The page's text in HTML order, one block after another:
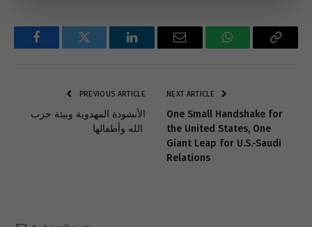
FacebookTwitter LinkedInEmail WhatsAppCopy
PREVIOUS ARTICLE
الأنشودة المهدوية وبيئة حزب
NEXT ARTICLE
One Small Handshake for
the United States, One
Giant Leap for U.S.-Saudi
Relations